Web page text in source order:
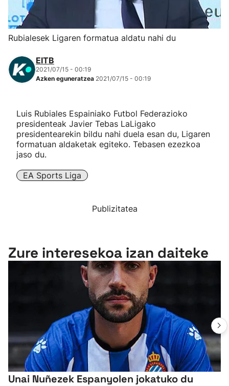
Herri-kirolak
Eskubaloia
Kirolak 360
Mendi-lasterketak
Kirol gehiago
"Helmuga"
Rubialesek Ligaren formatua aldatu nahi du
EITB
2021/07/15 - 00:19
Azken eguneratzea 2021/07/15 - 00:19
Luis Rubiales Espainiako Futbol Federazioko
presidenteak Javier Tebas LaLigako
presidentearekin bildu nahi duela esan du, Ligaren
formatuan aldaketak egiteko. Tebasen ezezkoa
jaso du.
EA Sports Liga
Publizitatea
Zure interesekoa izan daiteke
Unai Nuñezek Espanyolen jokatuko du